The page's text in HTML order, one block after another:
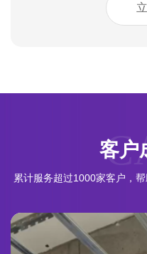
客户
累计服务超过1000家客户，